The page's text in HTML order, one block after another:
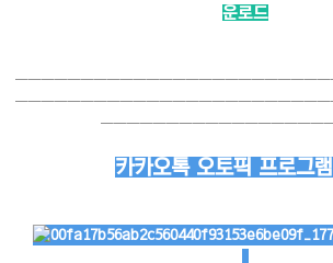
운로드
카카오톡 오토픽 프로그